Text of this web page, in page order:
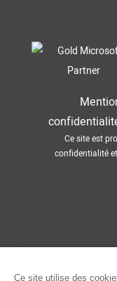
Ce site est
confidentialité